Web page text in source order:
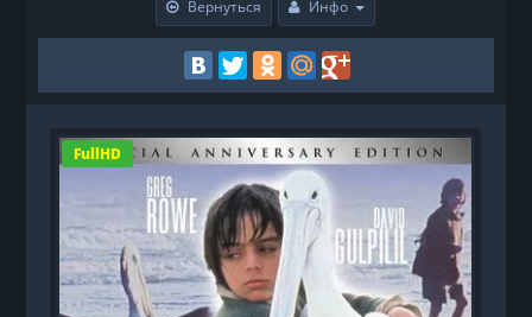
Вернуться Инфо
FullHD